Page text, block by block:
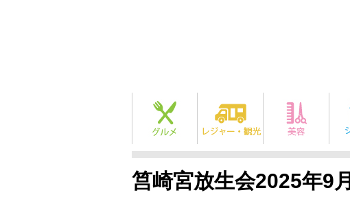
筥崎宮放生会2025年9